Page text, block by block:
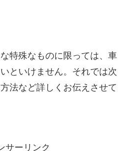
特殊なものに限っては、車
といけません。それでは次
法など詳しくお伝えさせて
サーリンク